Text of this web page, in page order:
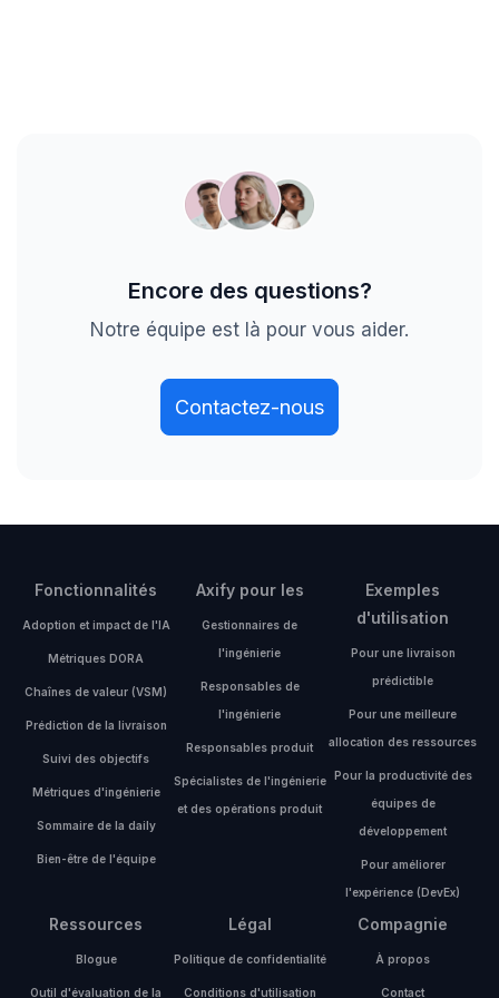
Encore des questions?
Notre équipe est là pour vous aider.
Contactez-nous
Fonctionnalités
Adoption et impact de l'IA
Métriques DORA
Chaînes de valeur (VSM)
Prédiction de la livraison
Suivi des objectifs
Métriques d'ingénierie
Sommaire de la daily
Bien-être de l'équipe
Axify pour les
Gestionnaires de
l'ingénierie
Responsables de
l'ingénierie
Responsables produit
Spécialistes de l'ingénierie
et des opérations produit
Exemples
d'utilisation
Pour une livraison
prédictible
Pour une meilleure
allocation des ressources
Pour la productivité des
équipes de
développement
Pour améliorer
l'expérience (DevEx)
Ressources
Blogue
Outil d'évaluation de la
Légal
Politique de confidentialité
Conditions d'utilisation
Compagnie
À propos
Contact